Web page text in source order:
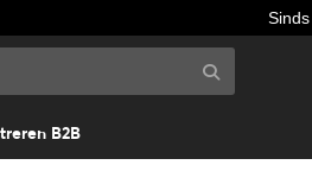
B2B